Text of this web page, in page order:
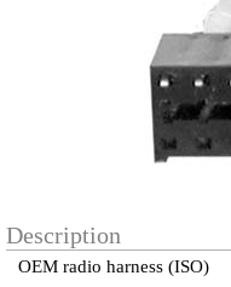
Description
OEM radio harness (ISO)